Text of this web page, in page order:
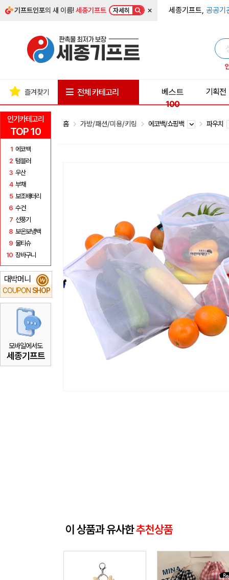
기프트인포의 새 이름!세종기프트 자세히 × 세종기프트, 공공기
인기카테고리
TOP 10
1 에코백
2 텀블러
3 우산
4 부채
5 보조배터리
6 수건
7 선풍기
8 보온보냉백
9 물티슈
10 장바구니
대박머니
COUPON SHOP
₩
모바일에서도
세종기프트
즐겨찾기 전체 카테고리
베스트
100
기획전
홈 가방/패션/미용/키링 에코백/쇼핑백 파우치
이 상품과 유사한추천상품